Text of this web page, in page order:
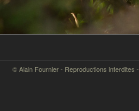
© Alain Fournier - Reproductions interdites -